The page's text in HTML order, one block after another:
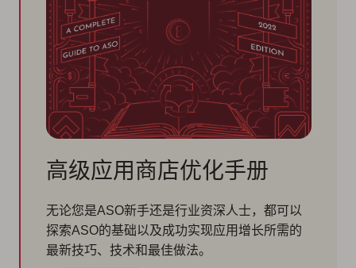
高级应用商店优化手册
无论您是ASO新手还是行业资深人士，都可以
探索ASO的基础以及成功实现应用增长所需的
最新技巧、技术和最佳做法。